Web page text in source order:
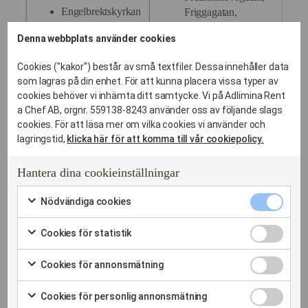
Engelbrektskyrkan
Fältöversten
Gustav Adolfs
kyrka
Historiska museet
Gustav
Hovstallet
Humlegården
Karlaplan
Kungliga
biblioteket
Lärkstaden
Stureplan
Friggagatan,
Grev Turegatan,
Humlegårdsgatan,
Jungfrugatan,
Karlavägen,
Kommendörsgatan,
Lützengatan,
Narvavägen,
Oxenstiernsgatan,
Denna webbplats använder cookies
Cookies ("kakor") består av små textfiler. Dessa innehåller data
som lagras på din enhet. För att kunna placera vissa typer av
cookies behöver vi inhämta ditt samtycke. Vi på Adlimina Rent
a Chef AB, orgnr. 559138-8243 använder oss av följande slags
cookies. För att läsa mer om vilka cookies vi använder och
lagringstid, klicka här för att komma till vår cookiepolicy.
Hantera dina cookieinställningar
Nödvändiga cookies
att
samtycka
till
av
Nödvändiga
cookies
kryssruta
Cookies för statistik
att
samtycka
till
Cookies
för
statistik
kryssruta
Cookies för annonsmätning
att
Cookies
för
kryssruta
Cookies för personlig annonsmätning
Cookies
för